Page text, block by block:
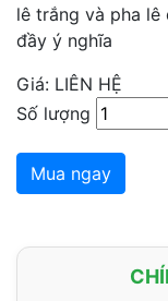
lê trắng và pha lê
đầy ý nghĩa
Giá: LIÊN HỆ
Số lượng
Mua ngay